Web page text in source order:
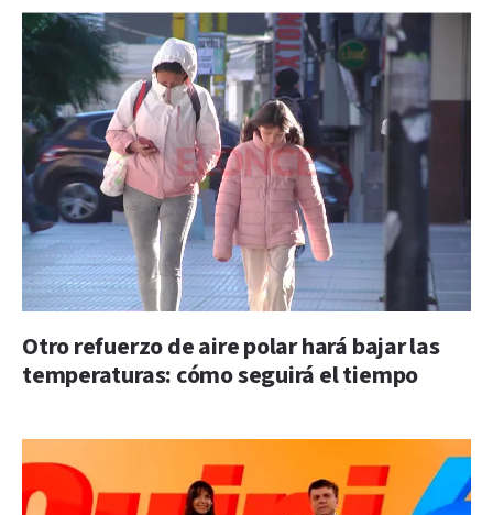
Otro refuerzo de aire polar hará bajar las
temperaturas: cómo seguirá el tiempo